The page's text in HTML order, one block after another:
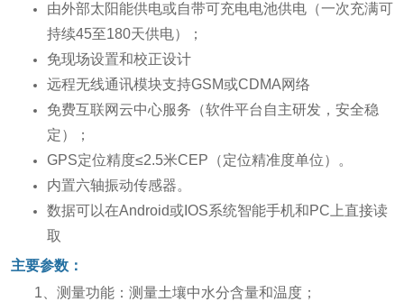
由外部太阳能供电或自带可充电电池供电（一次充满可
持续45至180天供电）；
免现场设置和校正设计
远程无线通讯模块支持GSM或CDMA网络
免费互联网云中心服务（软件平台自主研发，安全稳
定）；
GPS定位精度≤2.5米CEP（定位精准度单位）。
内置六轴振动传感器。
数据可以在Android或IOS系统智能手机和PC上直接读
取
主要参数：
1、测量功能：测量土壤中水分含量和温度；